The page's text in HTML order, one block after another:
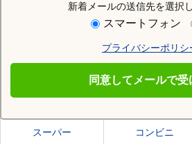
新着メールの送信先を選択
スマートフォン
プライバシーポリシ
同意してメールで受
住む街研究所で安八郡輪之内町の
安八郡輪之内町の施設一覧
スーパー コンビニ